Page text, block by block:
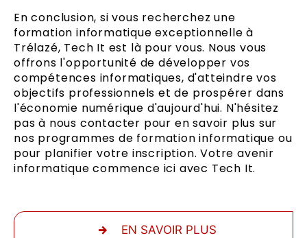
En conclusion, si vous recherchez une
formation informatique exceptionnelle à
Trélazé, Tech It est là pour vous. Nous vous
offrons l'opportunité de développer vos
compétences informatiques, d'atteindre vos
objectifs professionnels et de prospérer dans
l'économie numérique d'aujourd'hui. N'hésitez
pas à nous contacter pour en savoir plus sur
nos programmes de formation informatique ou
pour planifier votre inscription. Votre avenir
informatique commence ici avec Tech It.
EN SAVOIR PLUS